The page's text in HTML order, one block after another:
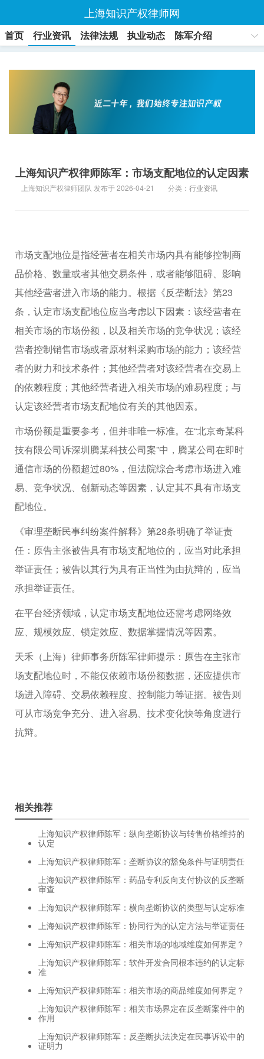
上海知识产权律师网
首页 行业资讯 法律法规 执业动态
陈军介绍
上海知识产权律师陈军：市场支配地位的认定因素
上海知识产权律师团队 发布于 2026-04-21 分类： 行业资讯
市场支配地位是指经营者在相关市场内具有能够控制商
品价格、数量或者其他交易条件，或者能够阻碍、影响
其他经营者进入市场的能力。根据《反垄断法》第23
条，认定市场支配地位应当考虑以下因素：该经营者在
相关市场的市场份额，以及相关市场的竞争状况；该经
营者控制销售市场或者原材料采购市场的能力；该经营
者的财力和技术条件；其他经营者对该经营者在交易上
的依赖程度；其他经营者进入相关市场的难易程度；与
认定该经营者市场支配地位有关的其他因素。
市场份额是重要参考，但并非唯一标准。在“北京奇某科
技有限公司诉深圳腾某科技公司案”中，腾某公司在即时
通信市场的份额超过80%，但法院综合考虑市场进入难
易、竞争状况、创新动态等因素，认定其不具有市场支
配地位。
《审理垄断民事纠纷案件解释》第28条明确了举证责
任：原告主张被告具有市场支配地位的，应当对此承担
举证责任；被告以其行为具有正当性为由抗辩的，应当
承担举证责任。
在平台经济领域，认定市场支配地位还需考虑网络效
应、规模效应、锁定效应、数据掌握情况等因素。
天禾（上海）律师事务所陈军律师提示：原告在主张市
场支配地位时，不能仅依赖市场份额数据，还应提供市
场进入障碍、交易依赖程度、控制能力等证据。被告则
可从市场竞争充分、进入容易、技术变化快等角度进行
抗辩。
相关推荐
上海知识产权律师陈军：纵向垄断协议与转售价格维持的
认定
上海知识产权律师陈军：垄断协议的豁免条件与证明责任
上海知识产权律师陈军：药品专利反向支付协议的反垄断
审查
上海知识产权律师陈军：横向垄断协议的类型与认定标准
上海知识产权律师陈军：协同行为的认定方法与举证责任
上海知识产权律师陈军：相关市场的地域维度如何界定？
上海知识产权律师陈军：软件开发合同根本违约的认定标
准
上海知识产权律师陈军：相关市场的商品维度如何界定？
上海知识产权律师陈军：相关市场界定在反垄断案件中的
作用
上海知识产权律师陈军：反垄断执法决定在民事诉讼中的
证明力